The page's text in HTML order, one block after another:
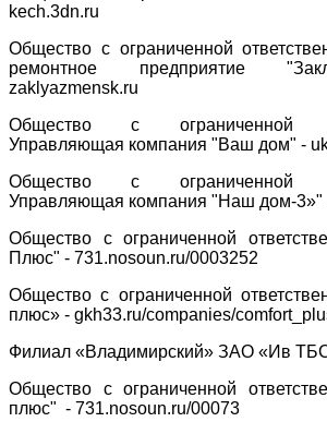
kech.3dn.ru
Общество с ограниченной
ремонтное предприятие
zaklyazmensk.ru
Общество с ограниченной
Управляющая компания "Ваш дом" -
Общество с ограниченной
Управляющая компания "Наш дом-3»"
Общество с ограниченной
Плюс" - 731.nosoun.ru/0003252
Общество с ограниченной
плюс» - gkh33.ru/companies/
Филиал «Владимирский» ЗАО «Ив
Общество с ограниченной
плюс" - 731.nosoun.ru/00073